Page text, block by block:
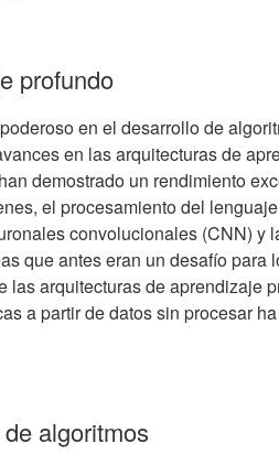
profundo
en el desarrollo de
en las arquitecturas de
demostrado un rendimiento
el procesamiento del
convolucionales (CNN) y
que antes eran un desafío para
arquitecturas de aprendizaje
a partir de datos sin procesar
algoritmos